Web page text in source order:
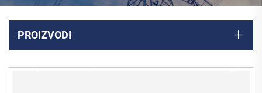
PROIZVODI